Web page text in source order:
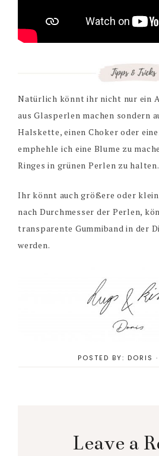
Natürlich könnt ihr nicht nur ein
aus Glasperlen machen sondern
Halskette, einen Choker oder
emphehle ich eine Blume zu
Ringes in grünen Perlen zu halten.
Ihr könnt auch größere oder
nach Durchmesser der Perlen,
transparente Gummiband in der
werden.
POSTED BY: DORIS ·
Interactions
Leave a